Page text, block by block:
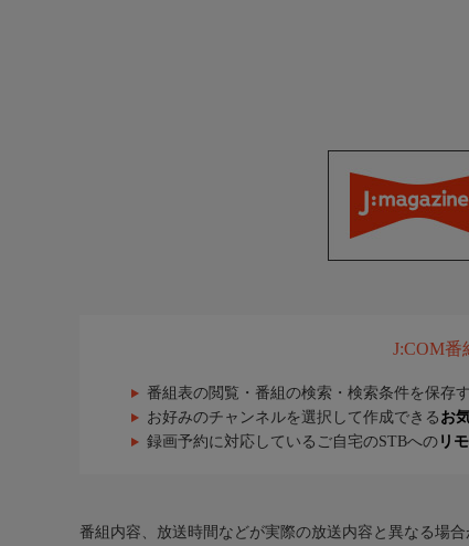
J:COM番
番組表の閲覧・番組の検索・検索条件を保存
お好みのチャンネルを選択して作成できる お
録画予約に対応しているご自宅のSTBへの リ
番組内容、放送時間などが実際の放送内容と異なる場合